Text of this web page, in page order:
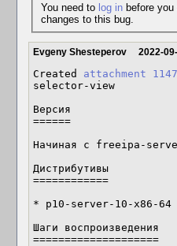
You need to log inbefore you can comment on or make
changes to this bug.
Evgeny Shesteperov 2022-
Created attachment
selector-view
Версия
======
Начиная с freeipa-
Дистрибутивы
============
* p10-server-10-x86-64
Шаги воспроизведения
====================